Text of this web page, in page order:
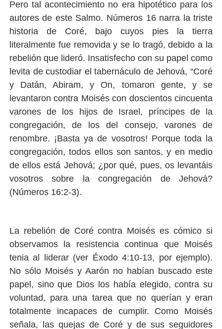
Pero tal acontecimiento no era hipotético para los
autores de este Salmo. Números 16 narra la triste
historia de Coré, bajo cuyos pies la tierra
literalmente fue removida y se lo tragó, debido a la
rebelión que lideró. Insatisfecho con su papel como
levita de custodiar el tabernáculo de Jehová, “Coré
y Datán, Abiram, y On, tomaron gente, y se
levantaron contra Moisés con doscientos cincuenta
varones de los hijos de Israel, príncipes de la
congregación, de los del consejo, varones de
renombre. ¡Basta ya de vosotros! Porque toda la
congregación, todos ellos son santos, y en medio
de ellos está Jehová; ¿por qué, pues, os levantáis
vosotros sobre la congregación de Jehová?
(Números 16:2-3).
La rebelión de Coré contra Moisés es cómico si
observamos la resistencia continua que Moisés
tenia al liderar (ver Éxodo 4:10-13, por ejemplo).
No sólo Moisés y Aarón no habían buscado este
papel, sino que Dios los había elegido, contra su
voluntad, para una tarea que no querían y eran
totalmente incapaces de cumplir. Como Moisés
señala, las quejas de Coré y de sus seguidores